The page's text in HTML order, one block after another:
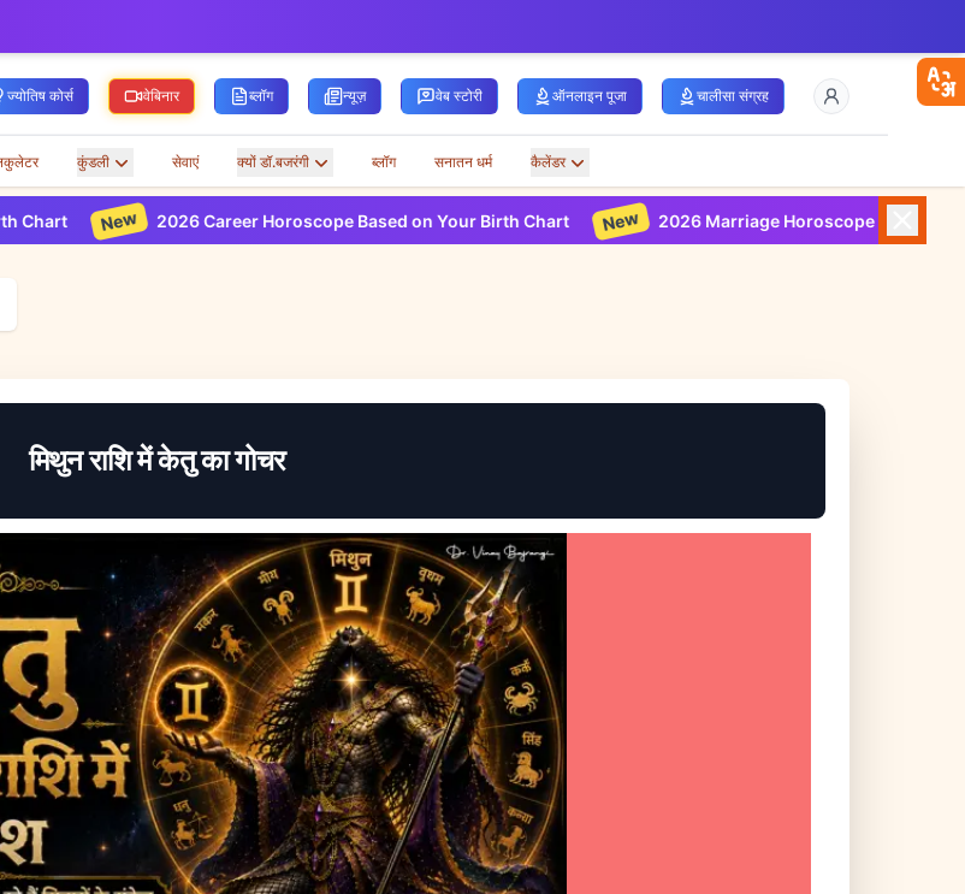
ज्योतिष कोर्स वेबिनार ब्लॉग न्यूज़ वेब स्टोरी ऑनलाइन पूजा चालीसा संग्रह
कुंडली सेवाएं क्यों डॉ.बजरंगी ब्लॉग सनातन धर्म कैलेंडर
2026 Career Horoscope Based on Your Birth Chart New 2026 Marriage Horoscope Based on Your Birth
मिथुन राशि में केतु का गोचर